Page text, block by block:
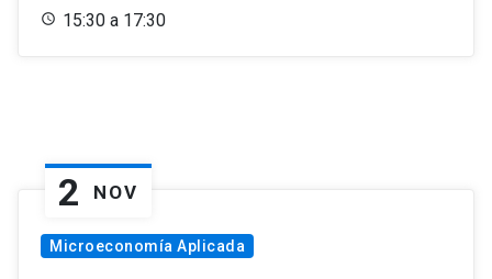
15:30 a 17:30
2 NOV
Microeconomía Aplicada